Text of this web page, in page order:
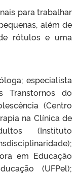
para trabalhar
além de
rótulos e uma
especialista
Transtornos do
(Centro
na Clínica de
(Instituto
em Educação
(UFPel);